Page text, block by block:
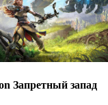
Запретный запад